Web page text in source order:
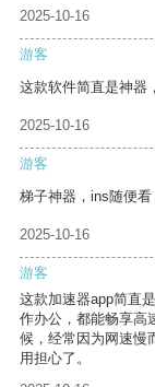
2025-10-16
游客
这款软件简直是神器
2025-10-16
游客
梯子神器，ins随便看
2025-10-16
游客
这款加速器app简直
作办公，都能畅享高
候，经常因为网速慢
用担心了。